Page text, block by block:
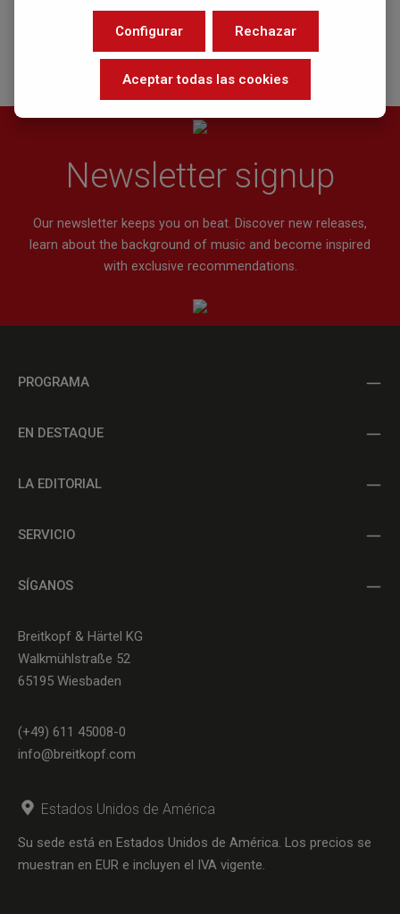
Newsletter signup
Our newsletter keeps you on beat. Discover new releases,
learn about the background of music and become inspired
with exclusive recommendations.
PROGRAMA
EN DESTAQUE
LA EDITORIAL
SERVICIO
SÍGANOS
Breitkopf & Härtel KG
Walkmühlstraße 52
65195 Wiesbaden
(+49) 611 45008-0
info@breitkopf.com
Estados Unidos de América
Su sede está en Estados Unidos de América. Los precios se
muestran en EUR e incluyen el IVA vigente.
Rechazar
Configurar
Aceptar todas las cookies